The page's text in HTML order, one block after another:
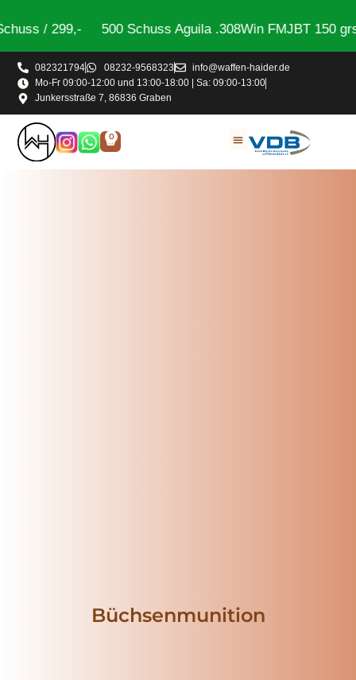
/ 299,- 500 Schuss Aguila .308Win FMJBT 150 grs /
082321794 08232-9568323
info@waffen-haider.de
Mo-Fr 09:00-12:00 und 13:00-18:00 | Sa: 09:00-13:00
Junkersstraße 7, 86836 Graben
0
Büchsenmunition